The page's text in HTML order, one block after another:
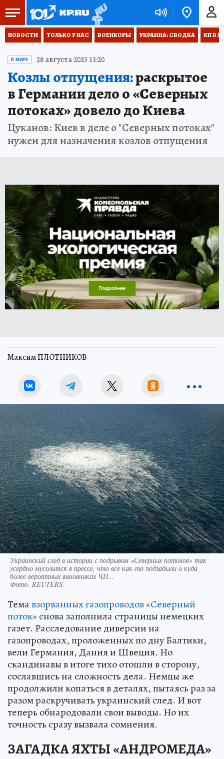
НОВОСТИ ТОЛЬКО У НАС ВОЕНКОРЫ УКРАИНА: СВОДКА КП В
В МИРЕ 28 августа 2025 13:20
Козлы отпущения:раскрытое
в Германии дело о «Северных
потоках» довело до Киева
Цуканов: Киев в деле о "Северных потоках"
нужен для назначения козлов отпущения
Максим ПЛОТНИКОВ
Украинский след в истории с подрывом «Северных потоков» так
усердно мусолится в прессе, что все как-то подзабыли о куда
более вероятных виновниках ЧП...
Фото: REUTERS.
Темавзорванных газопроводов «Северный
поток» снова заполнила страницы немецких
газет. Расследование диверсии на
газопроводах, проложенных по дну Балтики,
вели Германия, Дания и Швеция. Но
скандинавы в итоге тихо отошли в сторону,
сославшись на сложность дела. Немцы же
продолжили копаться в деталях, пытаясь раз за
разом раскручивать украинский след. И вот
теперь обнародовали свои выводы. Но их
точность сразу вызвала сомнения.
ЗАГАДКА ЯХТЫ «АНДРОМЕДА»